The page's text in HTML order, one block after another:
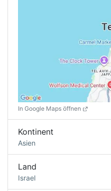
In Google Maps öffnen
Kontinent
Asien
Land
Israel